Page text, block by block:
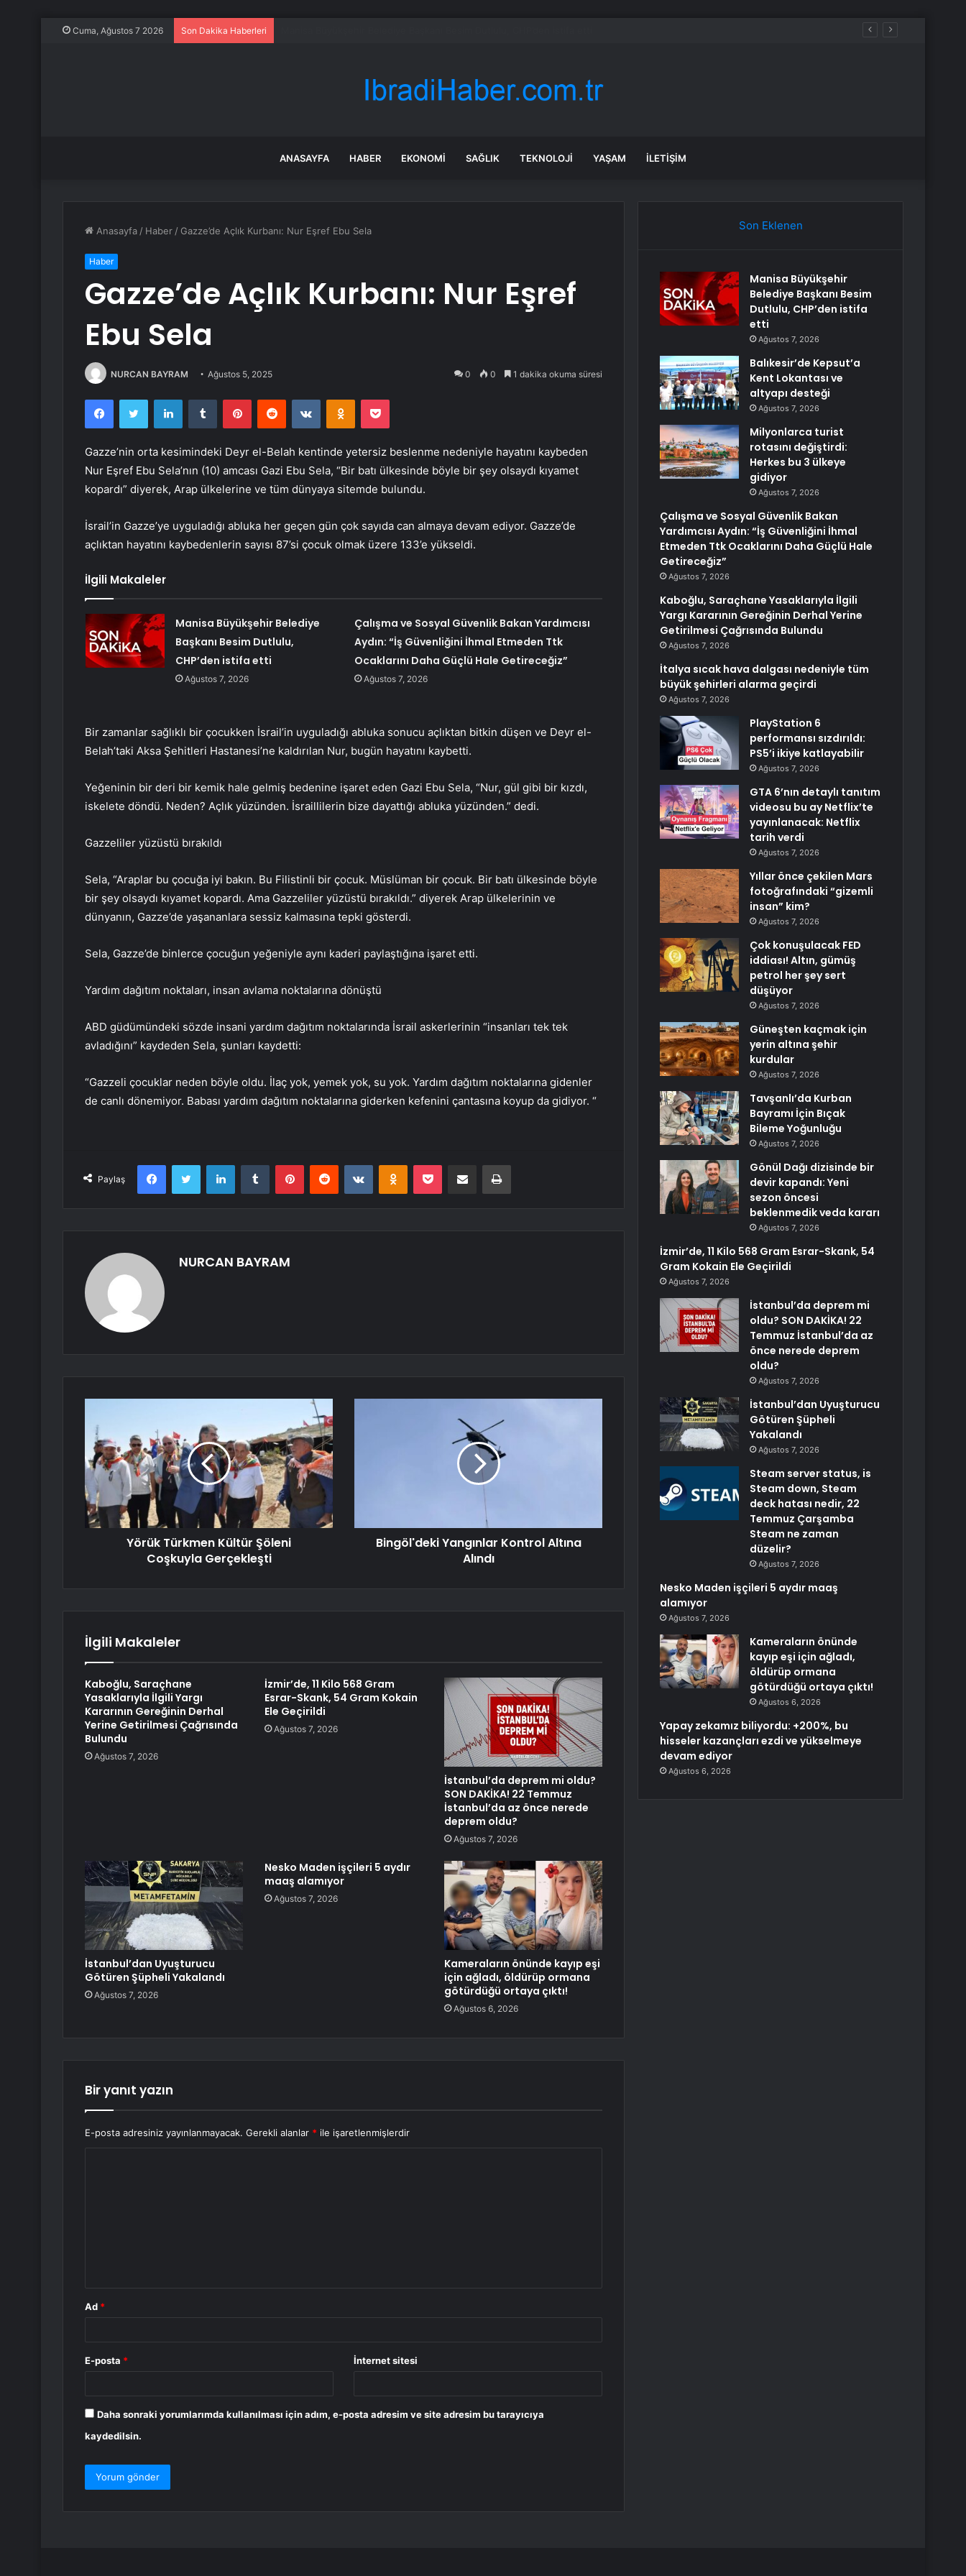
Cuma, Ağustos 7 2026 Son Dakika Haberleri
ANASAYFA HABER EKONOMI SAĞLIK TEKNOLOJI YAŞAM İLETIŞIM
Anasayfa / Haber / Gazze’de Açlık Kurbanı: Nur Eşref Ebu Sela
Haber
Gazze’de Açlık Kurbanı: Nur Eşref
Ebu Sela
NURCAN BAYRAM Ağustos 5, 2025 0 0 1 dakika okuma süresi
FacebookTwitter LinkedInTumblr PinterestReddit VKontakteOdnoklassniki
Pocket
Gazze’nin orta kesimindeki Deyr el-Belah kentinde yetersiz beslenme nedeniyle hayatını kaybeden
Nur Eşref Ebu Sela’nın (10) amcası Gazi Ebu Sela, “Bir batı ülkesinde böyle bir şey olsaydı kıyamet
kopardı” diyerek, Arap ülkelerine ve tüm dünyaya sitemde bulundu.
İsrail’in Gazze’ye uyguladığı abluka her geçen gün çok sayıda can almaya devam ediyor. Gazze’de
açlıktan hayatını kaybedenlerin sayısı 87’si çocuk olmak üzere 133’e yükseldi.
İlgili Makaleler
Manisa Büyükşehir Belediye
Başkanı Besim Dutlulu,
CHP’den istifa etti
Ağustos 7, 2026
Çalışma ve Sosyal Güvenlik Bakan Yardımcısı
Aydın: “İş Güvenliğini İhmal Etmeden Ttk
Ocaklarını Daha Güçlü Hale Getireceğiz”
Ağustos 7, 2026
Bir zamanlar sağlıklı bir çocukken İsrail’in uyguladığı abluka sonucu açlıktan bitkin düşen ve Deyr el-
Belah’taki Aksa Şehitleri Hastanesi’ne kaldırılan Nur, bugün hayatını kaybetti.
Yeğeninin bir deri bir kemik hale gelmiş bedenine işaret eden Gazi Ebu Sela, “Nur, gül gibi bir kızdı,
iskelete döndü. Neden? Açlık yüzünden. İsraillilerin bize dayattığı abluka yüzünden.” dedi.
Gazzeliler yüzüstü bırakıldı
Sela, “Araplar bu çocuğa iyi bakın. Bu Filistinli bir çocuk. Müslüman bir çocuk. Bir batı ülkesinde böyle
bir şey olsaydı kıyamet kopardı. Ama Gazzeliler yüzüstü bırakıldı.” diyerek Arap ülkelerinin ve
dünyanın, Gazze’de yaşananlara sessiz kalmasına tepki gösterdi.
Sela, Gazze’de binlerce çocuğun yeğeniyle aynı kaderi paylaştığına işaret etti.
Yardım dağıtım noktaları, insan avlama noktalarına dönüştü
ABD güdümündeki sözde insani yardım dağıtım noktalarında İsrail askerlerinin “insanları tek tek
avladığını” kaydeden Sela, şunları kaydetti:
“Gazzeli çocuklar neden böyle oldu. İlaç yok, yemek yok, su yok. Yardım dağıtım noktalarına gidenler
de canlı dönemiyor. Babası yardım dağıtım noktalarına giderken kefenini çantasına koyup da gidiyor. “
Paylaş
FacebookTwitter LinkedInTumblr PinterestReddit VKontakteOdnoklassniki
Pocket E-Posta ile paylaş Yazdır
NURCAN BAYRAM
Yörük Türkmen Kültür Şöleni
Coşkuyla Gerçekleşti
Bingöl'deki Yangınlar Kontrol Altına
Alındı
İlgili Makaleler
Kaboğlu, Saraçhane
Yasaklarıyla İlgili Yargı
Kararının Gereğinin Derhal
Yerine Getirilmesi Çağrısında
Bulundu
Ağustos 7, 2026
İzmir’de, 11 Kilo 568 Gram
Esrar-Skank, 54 Gram Kokain
Ele Geçirildi
Ağustos 7, 2026
İstanbul’da deprem mi oldu?
SON DAKİKA! 22 Temmuz
İstanbul’da az önce nerede
deprem oldu?
Ağustos 7, 2026
İstanbul’dan Uyuşturucu
Götüren Şüpheli Yakalandı
Ağustos 7, 2026
Nesko Maden işçileri 5 aydır
maaş alamıyor
Ağustos 7, 2026
Kameraların önünde kayıp eşi
için ağladı, öldürüp ormana
götürdüğü ortaya çıktı!
Ağustos 6, 2026
Bir yanıt yazın
E-posta adresiniz yayınlanmayacak. Gerekli alanlar * ile işaretlenmişlerdir
Ad *
E-posta * İnternet sitesi
Daha sonraki yorumlarımda kullanılması için adım, e-posta adresim ve site adresim bu tarayıcıya
kaydedilsin.
Son Eklenen
Manisa Büyükşehir
Belediye Başkanı Besim
Dutlulu, CHP’den istifa
etti
Ağustos 7, 2026
Balıkesir’de Kepsut’a
Kent Lokantası ve
altyapı desteği
Ağustos 7, 2026
Milyonlarca turist
rotasını değiştirdi:
Herkes bu 3 ülkeye
gidiyor
Ağustos 7, 2026
Çalışma ve Sosyal Güvenlik Bakan
Yardımcısı Aydın: “İş Güvenliğini İhmal
Etmeden Ttk Ocaklarını Daha Güçlü Hale
Getireceğiz”
Ağustos 7, 2026
Kaboğlu, Saraçhane Yasaklarıyla İlgili
Yargı Kararının Gereğinin Derhal Yerine
Getirilmesi Çağrısında Bulundu
Ağustos 7, 2026
İtalya sıcak hava dalgası nedeniyle tüm
büyük şehirleri alarma geçirdi
Ağustos 7, 2026
PlayStation 6
performansı sızdırıldı:
PS5’i ikiye katlayabilir
Ağustos 7, 2026
GTA 6’nın detaylı tanıtım
videosu bu ay Netflix’te
yayınlanacak: Netflix
tarih verdi
Ağustos 7, 2026
Yıllar önce çekilen Mars
fotoğrafındaki “gizemli
insan” kim?
Ağustos 7, 2026
Çok konuşulacak FED
iddiası! Altın, gümüş
petrol her şey sert
düşüyor
Ağustos 7, 2026
Güneşten kaçmak için
yerin altına şehir
kurdular
Ağustos 7, 2026
Tavşanlı’da Kurban
Bayramı İçin Bıçak
Bileme Yoğunluğu
Ağustos 7, 2026
Gönül Dağı dizisinde bir
devir kapandı: Yeni
sezon öncesi
beklenmedik veda kararı
Ağustos 7, 2026
İzmir’de, 11 Kilo 568 Gram Esrar-Skank, 54
Gram Kokain Ele Geçirildi
Ağustos 7, 2026
İstanbul’da deprem mi
oldu? SON DAKİKA! 22
Temmuz İstanbul’da az
önce nerede deprem
oldu?
Ağustos 7, 2026
İstanbul’dan Uyuşturucu
Götüren Şüpheli
Yakalandı
Ağustos 7, 2026
Steam server status, is
Steam down, Steam
deck hatası nedir, 22
Temmuz Çarşamba
Steam ne zaman
düzelir?
Ağustos 7, 2026
Nesko Maden işçileri 5 aydır maaş
alamıyor
Ağustos 7, 2026
Kameraların önünde
kayıp eşi için ağladı,
öldürüp ormana
götürdüğü ortaya çıktı!
Ağustos 6, 2026
Yapay zekamız biliyordu: +200%, bu
hisseler kazançları ezdi ve yükselmeye
devam ediyor
Ağustos 6, 2026